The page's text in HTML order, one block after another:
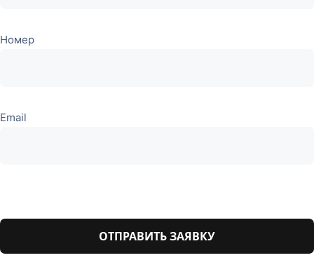
Номер
Email
это поле